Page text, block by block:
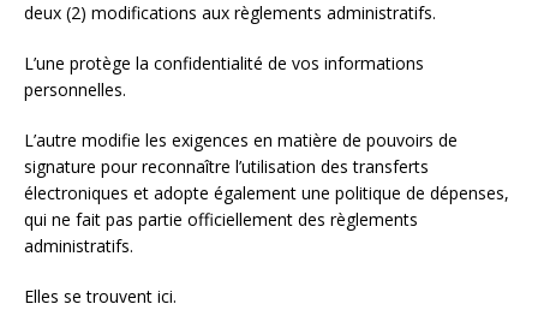
deux (2) modifications aux règlements administratifs.
L’une protège la confidentialité de vos informations
personnelles.
L’autre modifie les exigences en matière de pouvoirs de
signature pour reconnaître l’utilisation des transferts
électroniques et adopte également une politique de dépenses,
qui ne fait pas partie officiellement des règlements
administratifs.
Elles se trouvent ici.